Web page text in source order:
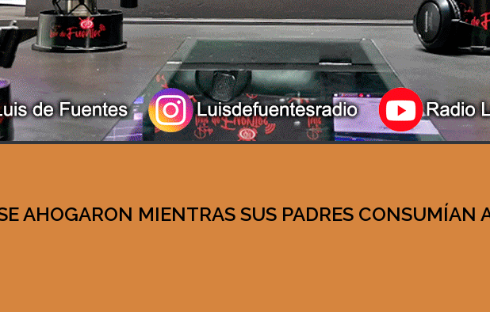
AHOGARON MIENTRAS SUS PADRES CONSUMÍAN